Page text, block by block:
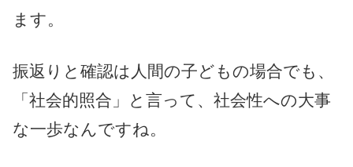
ます。
振返りと確認は人間の子どもの場合でも、
「社会的照合」と言って、社会性への大事
な一歩なんですね。